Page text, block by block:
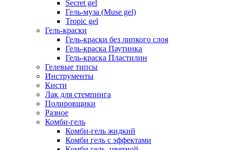
Secret gel
Гель-муза (Muse gel)
Tropic gel
Гель-краски
Гель-краски без липкого слоя
Гель-краска Паутинка
Гель-краска Пластилин
Гелевые типсы
Инструменты
Кисти
Лак для стемпинга
Полировщики
Разное
Комби-гель
Комби-гель жидкий
Комби гель с эффектами